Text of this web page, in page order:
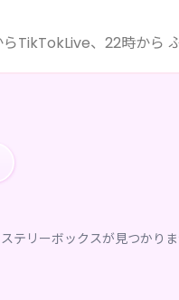
TikTokLive、22時から
テリーボックスが見つかりま